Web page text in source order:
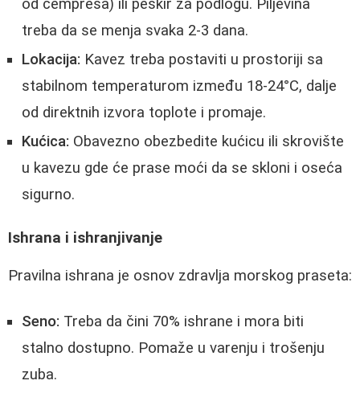
od čempresa) ili peškir za podlogu. Piljevina
treba da se menja svaka 2-3 dana.
Lokacija: Kavez treba postaviti u prostoriji sa
stabilnom temperaturom između 18-24°C, dalje
od direktnih izvora toplote i promaje.
Kućica: Obavezno obezbedite kućicu ili skrovište
u kavezu gde će prase moći da se skloni i oseća
sigurno.
Ishrana i ishranjivanje
Pravilna ishrana je osnov zdravlja morskog praseta:
Seno: Treba da čini 70% ishrane i mora biti
stalno dostupno. Pomaže u varenju i trošenju
zuba.